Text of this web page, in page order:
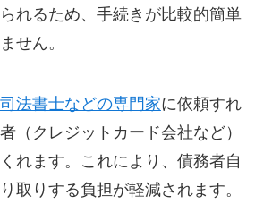
れるため、手続きが比較的簡単
せん。
法書士などの専門家に依頼すれ
（クレジットカード会社など）
れます。これにより、債務者自
取りする負担が軽減されます。